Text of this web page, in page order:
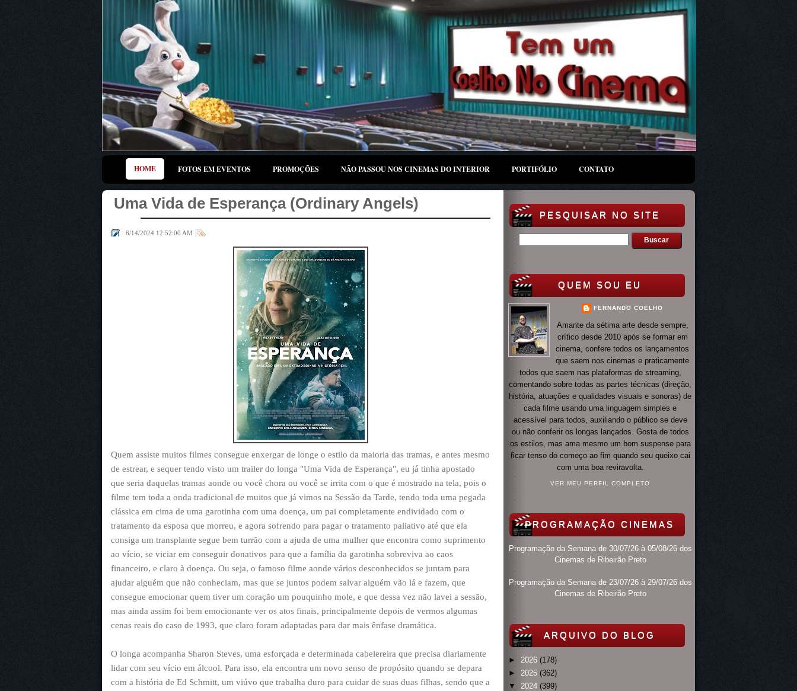
HOME FOTOS EM EVENTOS PROMOÇÕES NÃO PASSOU NOS CINEMAS DO INTERIOR PORTIFÓLIO CONTATO
Uma Vida de Esperança (Ordinary Angels)
6/14/2024 12:52:00 AM |
Quem assiste muitos filmes consegue enxergar de longe o estilo da maioria das tramas, e antes mesmo
de estrear, e sequer tendo visto um trailer do longa "Uma Vida de Esperança", eu já tinha apostado
que seria daquelas tramas aonde ou você chora ou você se irrita com o que é mostrado na tela, pois o
filme tem toda a onda tradicional de muitos que já vimos na Sessão da Tarde, tendo toda uma pegada
clássica em cima de uma garotinha com uma doença, um pai completamente endividado com o
tratamento da esposa que morreu, e agora sofrendo para pagar o tratamento paliativo até que ela
consiga um transplante segue bem turrão com a ajuda de uma mulher que encontra como suprimento
ao vício, se viciar em conseguir donativos para que a família da garotinha sobreviva ao caos
financeiro, e claro à doença. Ou seja, o famoso filme aonde vários desconhecidos se juntam para
ajudar alguém que não conheciam, mas que se juntos podem salvar alguém vão lá e fazem, que
consegue emocionar quem tiver um coração um pouquinho mole, e que dessa vez não lavei a sessão,
mas ainda assim foi bem emocionante ver os atos finais, principalmente depois de vermos algumas
cenas reais do caso de 1993, que claro foram adaptadas para dar mais ênfase dramática.
O longa acompanha Sharon Steves, uma esforçada e determinada cabelereira que precisa diariamente
lidar com seu vício em álcool. Para isso, ela encontra um novo senso de propósito quando se depara
com a história de Ed Schmitt, um viúvo que trabalha duro para cuidar de suas duas filhas, sendo que a
PESQUISAR NO SITE
QUEM SOU EU
FERNANDO COELHO
Amante da sétima arte desde sempre,
crítico desde 2010 após se formar em
cinema, confere todos os lançamentos
que saem nos cinemas e praticamente
todos que saem nas plataformas de streaming,
comentando sobre todas as partes técnicas (direção,
história, atuações e qualidades visuais e sonoras) de
cada filme usando uma linguagem simples e
acessível para todos, auxiliando o público se deve
ou não conferir os longas lançados. Gosta de todos
os estilos, mas ama mesmo um bom suspense para
ficar tenso do começo ao fim quando seu queixo cai
com uma boa reviravolta.
VER MEU PERFIL COMPLETO
PROGRAMAÇÃO CINEMAS
Programação da Semana de 30/07/26 à 05/08/26 dos
Cinemas de Ribeirão Preto
Programação da Semana de 23/07/26 à 29/07/26 dos
Cinemas de Ribeirão Preto
ARQUIVO DO BLOG
► 2026 (178)
► 2025 (362)
▼
2024 (399)